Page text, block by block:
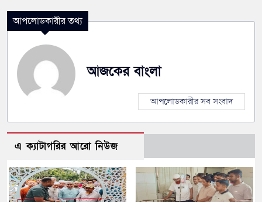
আপলোডকারীর তথ্য
আজকের বাংলা
আপলোডকারীর সব সংবাদ
এ ক্যাটাগরির আরো নিউজ